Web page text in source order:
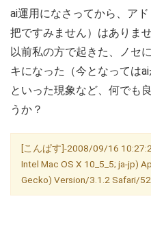
ai運用になさってから、ア
把ですみません）はありま
以前私の方で起きた、ノセ
キになった（今となっては
といった現象など、何でも
うか？
[こんぱす]-2008/09/16
Intel Mac OS X 10_5_5; ja-jp)
Gecko) Version/3.1.2 Safari/